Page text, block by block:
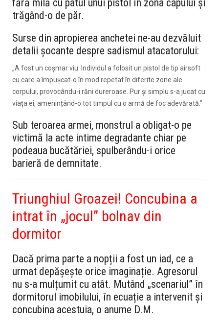
fără milă cu patul unui pistol în zona capului și
trăgând-o de păr.
Surse din apropierea anchetei ne-au dezvăluit
detalii șocante despre sadismul atacatorului:
„A fost un coșmar viu. Individul a folosit un pistol de tip airsoft
cu care a împușcat-o în mod repetat în diferite zone ale
corpului, provocându-i răni dureroase. Pur și simplu s-a jucat cu
viața ei, amenințând-o tot timpul cu o armă de foc adevărată.”
Sub teroarea armei, monstrul a obligat-o pe
victimă la acte intime degradante chiar pe
podeaua bucătăriei, spulberându-i orice
barieră de demnitate.
Triunghiul Groazei! Concubina a
intrat în „jocul” bolnav din
dormitor
Dacă prima parte a nopții a fost un iad, ce a
urmat depășește orice imaginație. Agresorul
nu s-a mulțumit cu atât. Mutând „scenariul” în
dormitorul imobilului, în ecuație a intervenit și
concubina acestuia, o anume D.M.